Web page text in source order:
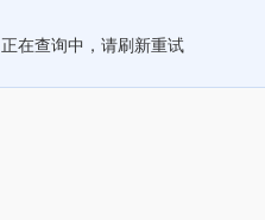
正在查询中，请刷新重试